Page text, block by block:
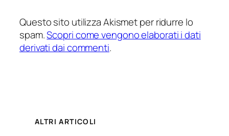
Questo sito utilizza Akismet per ridurre lo
spam.Scopri come vengono elaborati i dati
derivati dai commenti.
ALTRI ARTICOLI